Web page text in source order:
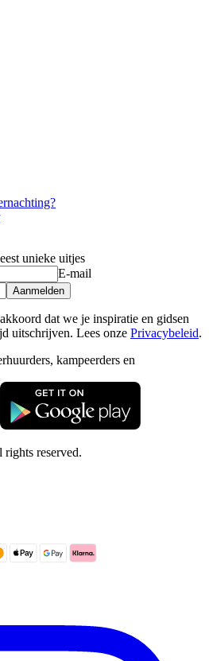
unieke uitjes
E-mail
Aanmelden
dat we je inspiratie en gidsen
uitschrijven. Lees onze Privacybeleid.
kampeerders en
reserved.